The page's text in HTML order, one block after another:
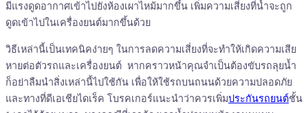
มีแรงดูดอากาศเข้าไปยังห้องเผาไหม้มากขึ้น เพิ่มความเสี่ยงที่น้ำจะถูก
ดูดเข้าไปในเครื่องยนต์มากขึ้นด้วย
วิธีเหล่านี้เป็นเทคนิคง่ายๆ ในการลดความเสี่ยงที่จะทำให้เกิดความเสีย
หายต่อตัวรถและเครื่องยนต์ หากคราวหน้าคุณจำเป็นต้องขับรถลุยน้ำ
ก็อย่าลืมนำสิ่งเหล่านี้ไปใช้กัน เพื่อให้ใช้รถบนถนนด้วยความปลอดภัย
และทางที่ดีเอเชียไดเร็ค โบรคเกอร์แนะนำว่าควรเพิ่มประกันรถยนต์ชั้น